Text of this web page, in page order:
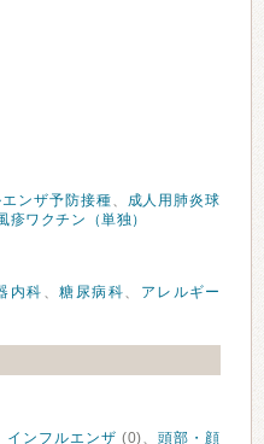
ンザ予防接種、
成人用肺炎球
疹ワクチン（単独）
内科 、糖尿病科、 アレルギー
インフルエンザ (0)、頭部・顔